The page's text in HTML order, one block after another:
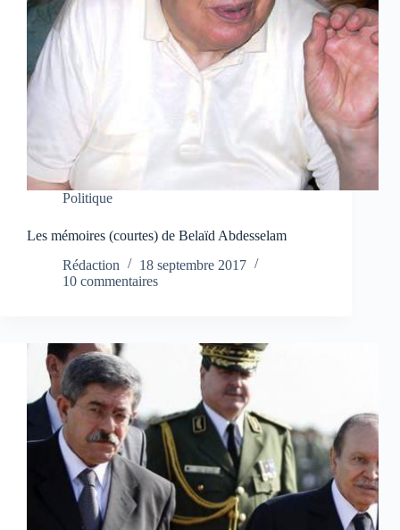
Politique
Les mémoires (courtes) de Belaïd Abdesselam
Rédaction
18 septembre 2017
10 commentaires